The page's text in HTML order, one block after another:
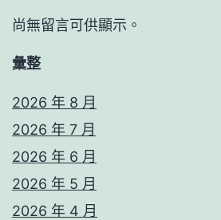
尚無留言可供顯示。
彙整
2026 年 8 月
2026 年 7 月
2026 年 6 月
2026 年 5 月
2026 年 4 月